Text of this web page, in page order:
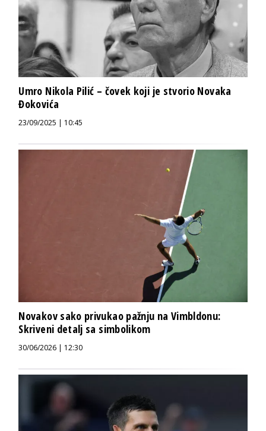
Umro Nikola Pilić – čovek koji je stvorio Novaka
Đokovića
23/09/2025 | 10:45
Novakov sako privukao pažnju na Vimbldonu:
Skriveni detalj sa simbolikom
30/06/2026 | 12:30